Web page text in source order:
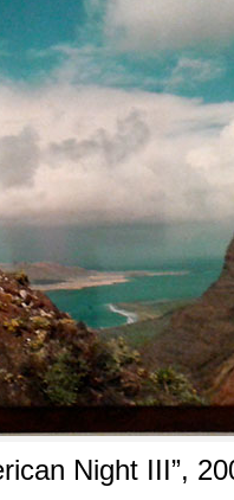
Night III”,